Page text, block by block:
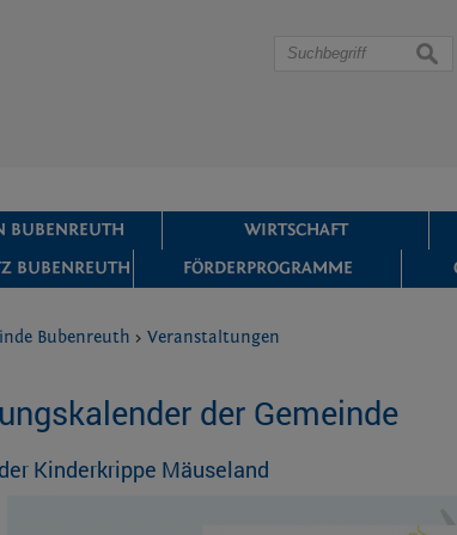
BUBENREUTH WIRTSCHAFT
BUBENREUTH FÖRDERPROGRAMME
Bubenreuth >Veranstaltungen
der Gemeinde
Kinderkrippe Mäuseland